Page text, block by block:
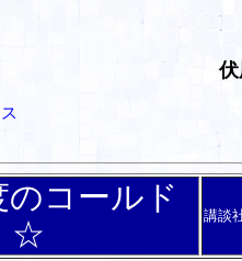
コールド
☆
講談